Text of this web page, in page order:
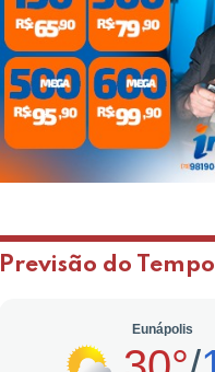
Previsão do Tempo